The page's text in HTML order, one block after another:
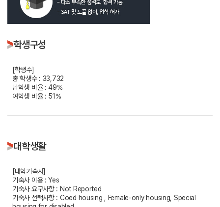
학생구성
[학생수]
총 학생수 : 33,732
남학생 비율 : 49%
여학생 비율 : 51%
대학생활
[대학기숙사]
기숙사 이용 : Yes
기숙사 요구사항 : Not Reported
기숙사 선택사항 : Coed housing , Female-only housing, Special